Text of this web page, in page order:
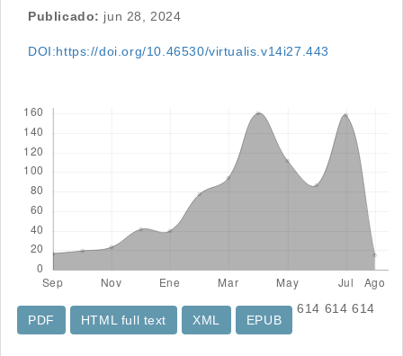
Publicado: jun 28, 2024
DOI:https://doi.org/10.46530/virtualis.v14i27.443
614
PDF
614
HTML full text
XML
614
EPUB